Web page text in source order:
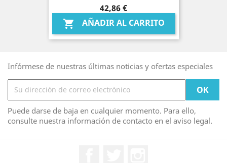
Precio
42,86 €
 AÑADIR AL CARRITO
Infórmese de nuestras últimas noticias y ofertas especiales
Puede darse de baja en cualquier momento. Para ello,
consulte nuestra información de contacto en el aviso legal.